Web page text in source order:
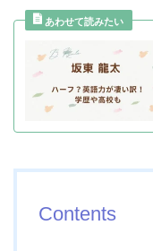
Contents